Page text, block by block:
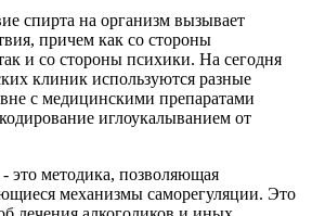
спирта на организм вызывает
причем как со стороны
и со стороны психики. На сегодня
клиник используются разные
с медицинскими препаратами
иглоукалыванием от
это методика, позволяющая
механизмы саморегуляции. Это